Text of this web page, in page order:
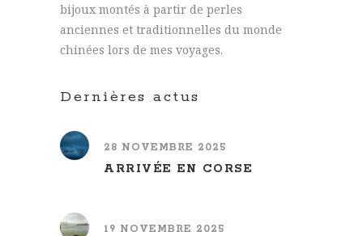
bijoux montés à partir de perles
anciennes et traditionnelles du monde
chinées lors de mes voyages.
Dernières actus
28 NOVEMBRE 2025
ARRIVÉE EN CORSE
19 NOVEMBRE 2025